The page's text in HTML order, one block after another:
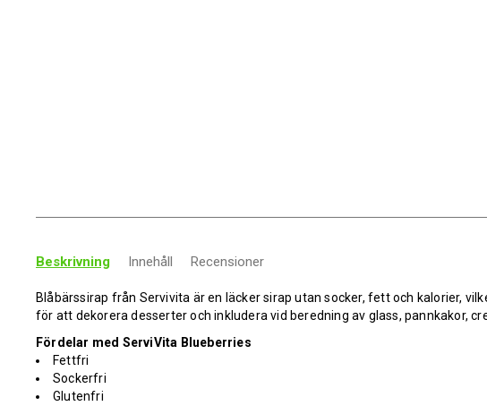
Beskrivning Innehåll Recensioner
Blåbärssirap från Servivita är en läcker sirap utan socker, fett och kalorier,
för att dekorera desserter och inkludera vid beredning av glass, pannkakor,
Fördelar med ServiVita Blueberries
Fettfri
Sockerfri
Glutenfri